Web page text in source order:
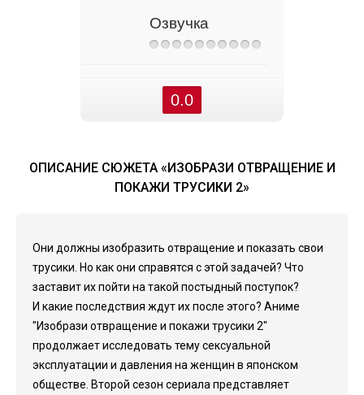
Озвучка
0.0
ОПИСАНИЕ СЮЖЕТА «ИЗОБРАЗИ ОТВРАЩЕНИЕ И
ПОКАЖИ ТРУСИКИ 2»
Они должны изобразить отвращение и показать свои
трусики. Но как они справятся с этой задачей? Что
заставит их пойти на такой постыдный поступок?
И какие последствия ждут их после этого? Аниме
"Изобрази отвращение и покажи трусики 2"
продолжает исследовать тему сексуальной
эксплуатации и давления на женщин в японском
обществе. Второй сезон сериала представляет